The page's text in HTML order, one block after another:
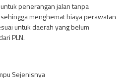
penerangan jalan tanpa
menghemat biaya perawatan
untuk daerah yang belum
PLN.
Sejenisnya